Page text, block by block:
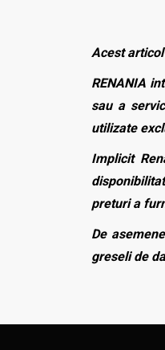
Acest
RENANIA
sau a
utilizate
Implicit
preturi a
De
greseli de